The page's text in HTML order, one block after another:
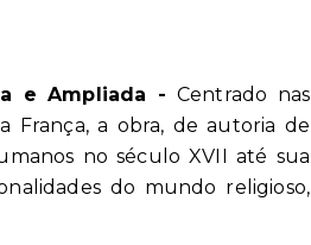
e Ampliada -Centrado nas
França, a obra, de autoria de
no século XVII até sua
do mundo religioso,